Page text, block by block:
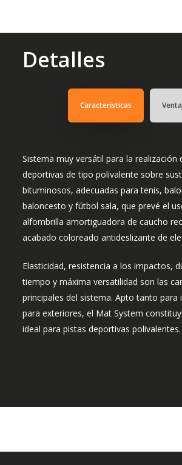
Detalles
Características
Sistema muy versátil para la realización
deportivas de tipo polivalente sobre
bituminosos, adecuadas para tenis,
baloncesto y fútbol sala, que prevé el
alfombrilla amortiguadora de caucho
acabado coloreado antideslizante de
Elasticidad, resistencia a los impactos,
tiempo y máxima versatilidad son las
principales del sistema. Apto tanto para
para exteriores, el Mat System
ideal para pistas deportivas polivalentes.